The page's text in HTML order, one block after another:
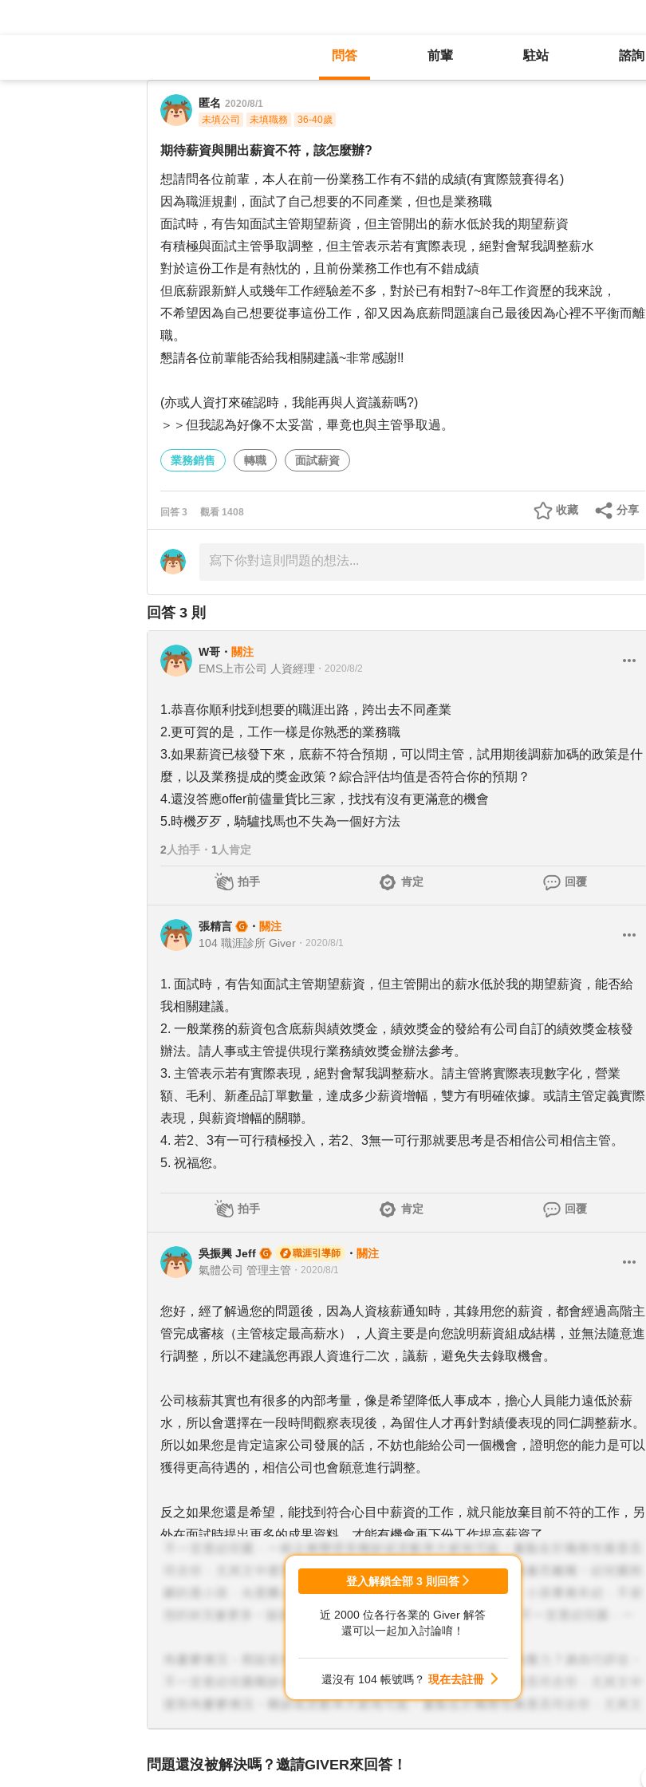
問答 前輩 駐站 諮詢
匿名 2020/8/1
未填公司
未填職務 36-40歲
期待薪資與開出薪資不符，該怎麼辦?
想請問各位前輩，本人在前一份業務工作有不錯的成績(有實際競賽得名)
因為職涯規劃，面試了自己想要的不同產業，但也是業務職
面試時，有告知面試主管期望薪資，但主管開出的薪水低於我的期望薪資
有積極與面試主管爭取調整，但主管表示若有實際表現，絕對會幫我調整薪水
對於這份工作是有熱忱的，且前份業務工作也有不錯成績
但底薪跟新鮮人或幾年工作經驗差不多，對於已有相對7~8年工作資歷的我來說，
不希望因為自己想要從事這份工作，卻又因為底薪問題讓自己最後因為心裡不平衡而離
職。
懇請各位前輩能否給我相關建議~非常感謝!!
(亦或人資打來確認時，我能再與人資議薪嗎?)
＞＞但我認為好像不太妥當，畢竟也與主管爭取過。
業務銷售 轉職 面試薪資
回答 3 觀看 1408 分享
收藏
回答 3 則
W哥 ・ 關注
EMS上市公司 人資經理 ・ 2020/8/2
1.恭喜你順利找到想要的職涯出路，跨出去不同產業
2.更可賀的是，工作一樣是你熟悉的業務職
3.如果薪資已核發下來，底薪不符合預期，可以問主管，試用期後調薪加碼的政策是什
麼，以及業務提成的獎金政策？綜合評估均值是否符合你的預期？
4.還沒答應offer前儘量貨比三家，找找有沒有更滿意的機會
5.時機歹歹，騎驢找馬也不失為一個好方法
2 人拍手 ・ 1 人肯定
拍手 肯定 回覆
張精言 ・ 關注
104 職涯診所 Giver ・ 2020/8/1
1. 面試時，有告知面試主管期望薪資，但主管開出的薪水低於我的期望薪資，能否給
我相關建議。
2. 一般業務的薪資包含底薪與績效獎金，績效獎金的發給有公司自訂的績效獎金核發
辦法。請人事或主管提供現行業務績效獎金辦法參考。
3. 主管表示若有實際表現，絕對會幫我調整薪水。請主管將實際表現數字化，營業
額、毛利、新產品訂單數量，達成多少薪資增幅，雙方有明確依據。或請主管定義實際
表現，與薪資增幅的關聯。
4. 若2、3有一可行積極投入，若2、3無一可行那就要思考是否相信公司相信主管。
5. 祝福您。
拍手 肯定 回覆
吳振興 Jeff 職涯引導師 ・ 關注
氣體公司 管理主管 ・ 2020/8/1
您好，經了解過您的問題後，因為人資核薪通知時，其錄用您的薪資，都會經過高階主
管完成審核（主管核定最高薪水），人資主要是向您說明薪資組成結構，並無法隨意進
行調整，所以不建議您再跟人資進行二次，議薪，避免失去錄取機會。
公司核薪其實也有很多的內部考量，像是希望降低人事成本，擔心人員能力遠低於薪
水，所以會選擇在一段時間觀察表現後，為留住人才再針對績優表現的同仁調整薪水。
所以如果您是肯定這家公司發展的話，不妨也能給公司一個機會，證明您的能力是可以
獲得更高待遇的，相信公司也會願意進行調整。
反之如果您還是希望，能找到符合心目中薪資的工作，就只能放棄目前不符的工作，另
外在面試時提出更多的成果資料，才能有機會再下份工作提高薪資了。
以上是個人核薪的經驗分享，希望能夠幫上您的忙。
登入解鎖全部 3 則回答
近 2000 位各行各業的 Giver 解答
還可以一起加入討論唷！
還沒有 104 帳號嗎？ 現在去註冊
問題還沒被解決嗎？邀請GIVER來回答！